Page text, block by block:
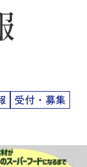
受付・募集